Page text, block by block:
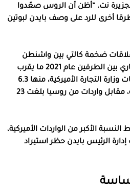
نت، “أظن أن الروس صعّدوا
أخرى للرد على وصف بايدن لبوتين
علاقات ضخمة كالتي بين واشنطن
وبكين. وبلغ حجم التبادل التجاري بين الطرفين عام 2021 ما يقرب
من 29.7 مليار دولار طبقا لبيانات وزارة التجارة الأميركية، منها 6.3
مليارات دولار صادرات أميركية، مقابل واردات من روسيا بلغت 23
الأكبر من الواردات الأميركية،
الرئيس بايدن حظر استيراد